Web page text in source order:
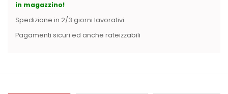
in magazzino!
Spedizione in 2/3 giorni lavorativi
Pagamenti sicuri ed anche rateizzabili